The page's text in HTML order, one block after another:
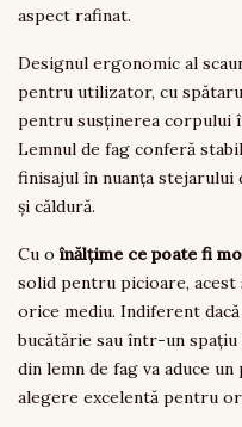
aspect rafinat.
Designul ergonomic al
pentru utilizator, cu
pentru susținerea corpului
Lemnul de fag conferă
finisajul în nuanța stejarului
și căldură.
Cu oînălțime ce poate fi
solid pentru picioare,
orice mediu. Indiferent
bucătărie sau într-un spațiu
din lemn de fag va aduce
alegere excelentă pentru